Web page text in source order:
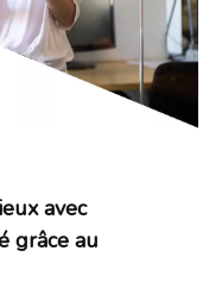
avec
grâce au